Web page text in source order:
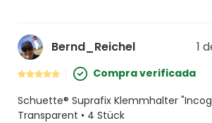
Bernd_Reichel 1
Compra verificada
Schuette® Suprafix Klemmhalter
Transparent • 4 Stück